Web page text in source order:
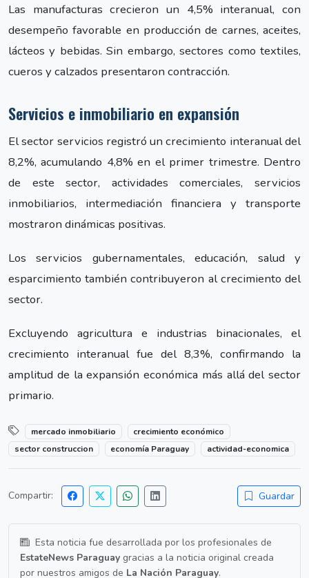
Las manufacturas crecieron un 4,5% interanual, con
desempeño favorable en producción de carnes, aceites,
lácteos y bebidas. Sin embargo, sectores como textiles,
cueros y calzados presentaron contracción.
Servicios e inmobiliario en expansión
El sector servicios registró un crecimiento interanual del
8,2%, acumulando 4,8% en el primer trimestre. Dentro
de este sector, actividades comerciales, servicios
inmobiliarios, intermediación financiera y transporte
mostraron dinámicas positivas.
Los servicios gubernamentales, educación, salud y
esparcimiento también contribuyeron al crecimiento del
sector.
Excluyendo agricultura e industrias binacionales, el
crecimiento interanual fue del 8,3%, confirmando la
amplitud de la expansión económica más allá del sector
primario.
mercado inmobiliario
crecimiento económico
sector construccion
economía Paraguay actividad-economica
Compartir: Guardar
Esta noticia fue desarrollada por los profesionales de
EstateNews Paraguay gracias a la noticia original creada
por nuestros amigos de La Nación Paraguay.